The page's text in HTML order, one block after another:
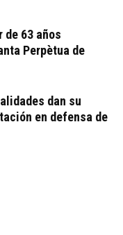
de 63 años
Perpètua de
dan su
en defensa de